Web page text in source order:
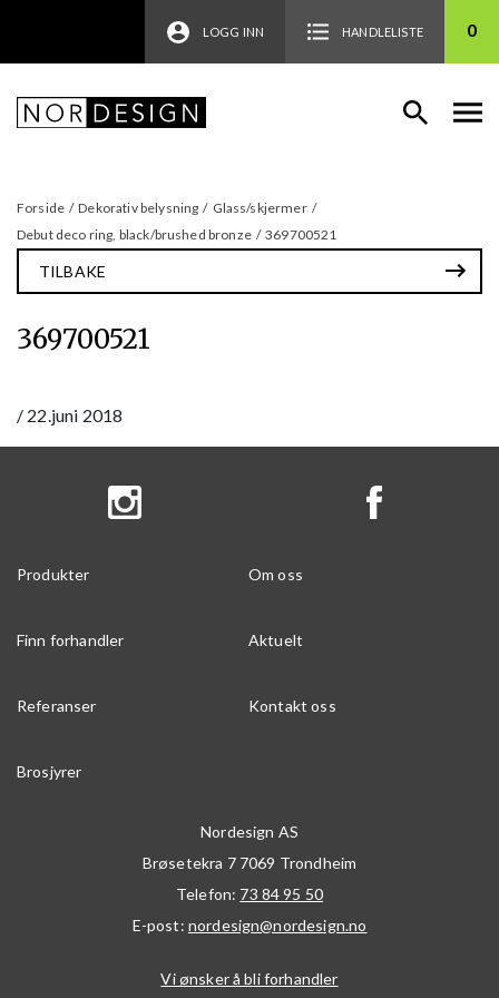
LOGG INN HANDLELISTE 0
Forside / Dekorativ belysning / Glass/skjermer /
Debut deco ring, black/brushed bronze / 369700521
TILBAKE
369700521
/ 22.juni 2018
Produkter Om oss
Finn forhandler Aktuelt
Referanser Kontakt oss
Brosjyrer
Nordesign AS
Brøsetekra 7 7069 Trondheim
Telefon: 73 84 95 50
E-post: nordesign@nordesign.no
Vi ønsker å bli forhandler